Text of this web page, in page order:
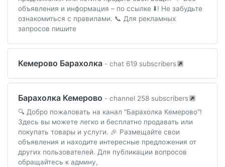
объявления и информация – по ссылке ⬇️! Не забудьте
ознакомиться с правилами. 📞 Для рекламных
запросов пишите
Кемерово Барахолка - chat 619 subscribers
Барахолка Кемерово - channel 258 subscribers
🔍 Добро пожаловать на канал "Барахолка Кемерово"!
Здесь вы можете легко и бесплатно продавать или
покупать товары и услуги. 🎉 Размещайте свои
объявления и находите интересные предложения от
других пользователей. Для публикации вопросов
обращайтесь к админу,